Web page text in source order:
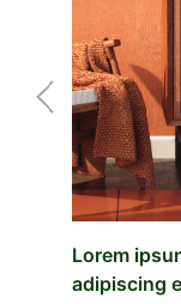
Lorem
adipiscing
❮